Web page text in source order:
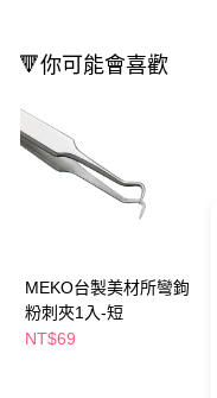
🔻你可能會喜歡
MEKO台製美材所彎鉤
粉刺夾1入-短
NT$69